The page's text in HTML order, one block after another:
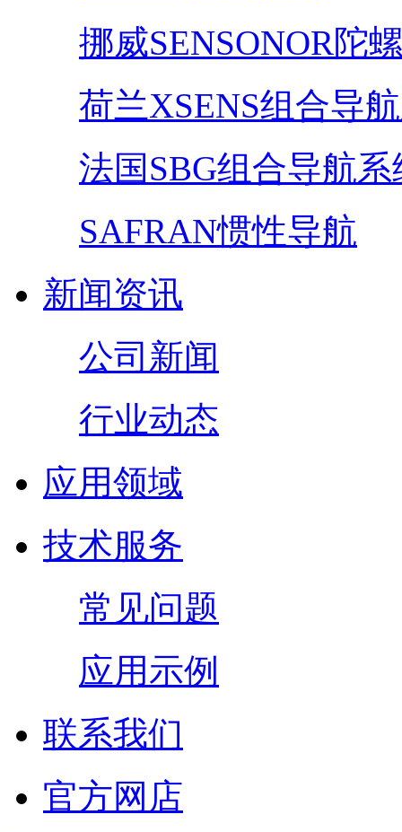
挪威SENSONOR陀
荷兰XSENS组合导
法国SBG组合导航系
SAFRAN惯性导航
新闻资讯
公司新闻
行业动态
应用领域
技术服务
常见问题
应用示例
联系我们
官方网店